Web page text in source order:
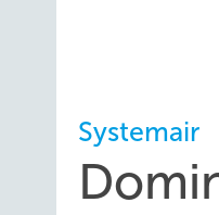
Systemair